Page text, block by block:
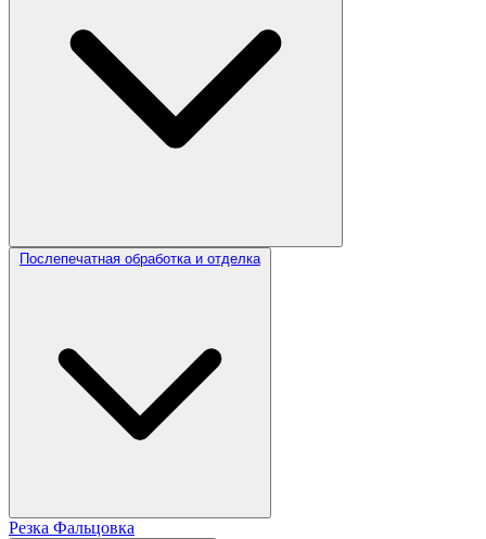
Послепечатная обработка и отделка
Резка Фальцовка